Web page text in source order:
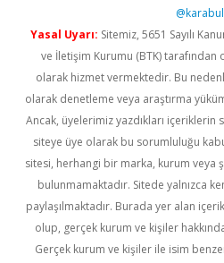
@karabul
Yasal Uyarı: Sitemiz, 5651 Sayılı
ve İletişim Kurumu (BTK) tarafından
olarak hizmet vermektedir. Bu
olarak denetleme veya araştırma
Ancak, üyelerimiz yazdıkları içeriklerin
siteye üye olarak bu sorumluluğu
sitesi, herhangi bir marka, kurum veya
bulunmamaktadır. Sitede yalnızca
paylaşılmaktadır. Burada yer alan
olup, gerçek kurum ve kişiler
Gerçek kurum ve kişiler ile isim